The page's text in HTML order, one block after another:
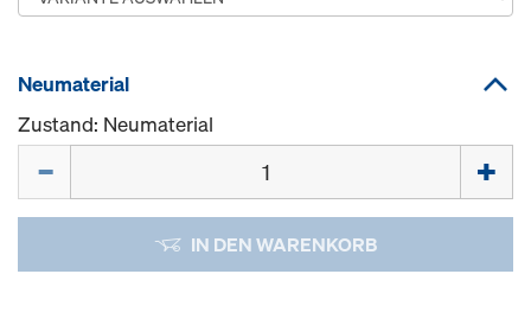
Neumaterial
Zustand: Neumaterial
IN DEN WARENKORB